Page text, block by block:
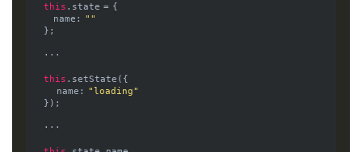
this .state = {
name:
""
};
···
this .setState({
name:
"loading"
});
···